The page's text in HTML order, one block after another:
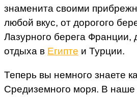
знаменита своими
любой вкус, от дорогого
Лазурного берега Франции,
отдыха в Египте и Турции.
Теперь вы немного знаете
Средиземного моря. В наше